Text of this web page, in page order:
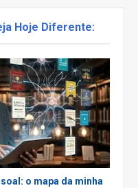
Hoje Diferente:
o mapa da minha